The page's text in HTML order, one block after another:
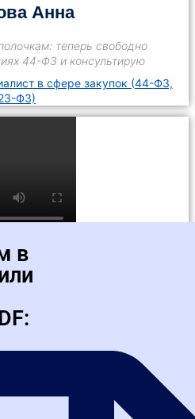
Анна
теперь свободно
44-ФЗ и консультирую
в сфере закупок (44-ФЗ,
ФЗ)
Ирина
позиции на уровень
консультирую коллег и
закупками — и по 44-ФЗ, и
Про в сфере закупок (44-ФЗ,